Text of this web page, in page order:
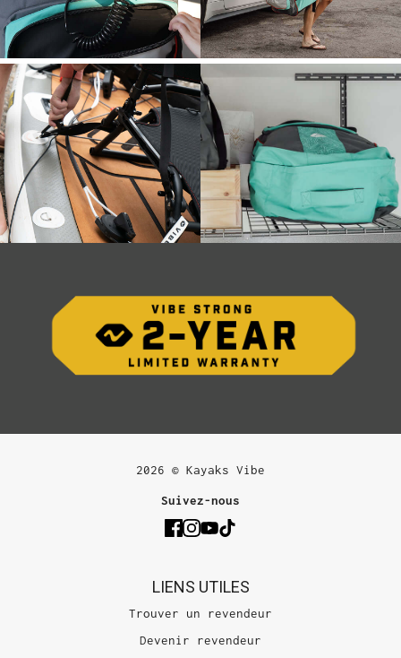
2026 © Kayaks Vibe
Suivez-nous
LIENS UTILES
Trouver un revendeur
Devenir revendeur